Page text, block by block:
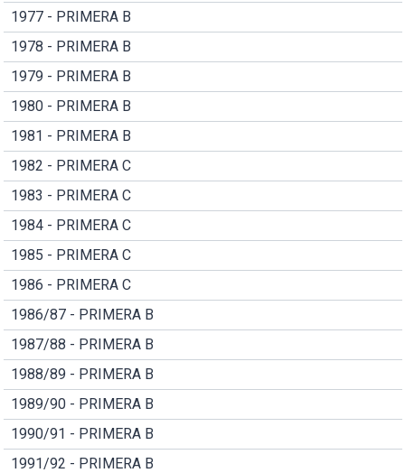
1977 - PRIMERA B
1978 - PRIMERA B
1979 - PRIMERA B
1980 - PRIMERA B
1981 - PRIMERA B
1982 - PRIMERA C
1983 - PRIMERA C
1984 - PRIMERA C
1985 - PRIMERA C
1986 - PRIMERA C
1986/87 - PRIMERA B
1987/88 - PRIMERA B
1988/89 - PRIMERA B
1989/90 - PRIMERA B
1990/91 - PRIMERA B
1991/92 - PRIMERA B